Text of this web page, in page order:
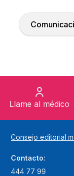
Llame al médico
Consejo editorial
Contacto:
444 77 99